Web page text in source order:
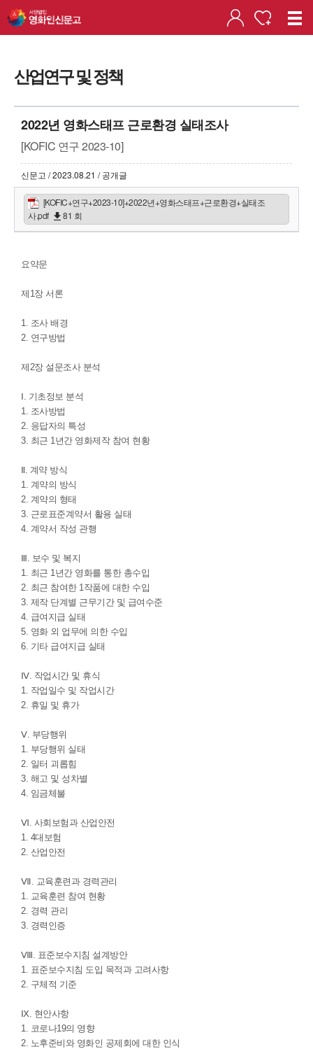
산업연구 및 정책
2022년 영화스태프 근로환경 실태조사
[KOFIC 연구 2023-10]
신문고 / 2023.08.21 / 공개글
[KOFIC+연구+2023-10]+2022년+영화스태프+근로환경+실태조
사.pdf
81 회
요약문
제1장 서론
1. 조사 배경
2. 연구방법
제2장 설문조사 분석
Ⅰ. 기초정보 분석
1. 조사방법
2. 응답자의 특성
3. 최근 1년간 영화제작 참여 현황
Ⅱ. 계약 방식
1. 계약의 방식
2. 계약의 형태
3. 근로표준계약서 활용 실태
4. 계약서 작성 관행
Ⅲ. 보수 및 복지
1. 최근 1년간 영화를 통한 총수입
2. 최근 참여한 1작품에 대한 수입
3. 제작 단계별 근무기간 및 급여수준
4. 급여지급 실태
5. 영화 외 업무에 의한 수입
6. 기타 급여지급 실태
Ⅳ. 작업시간 및 휴식
1. 작업일수 및 작업시간
2. 휴일 및 휴가
Ⅴ. 부당행위
1. 부당행위 실태
2. 일터 괴롭힘
3. 해고 및 성차별
4. 임금체불
Ⅵ. 사회보험과 산업안전
1. 4대보험
2. 산업안전
Ⅶ. 교육훈련과 경력관리
1. 교육훈련 참여 현황
2. 경력 관리
3. 경력인증
Ⅷ. 표준보수지침 설계방안
1. 표준보수지침 도입 목적과 고려사항
2. 구체적 기준
Ⅸ. 현안사항
1. 코로나19의 영향
2. 노후준비와 영화인 공제회에 대한 인식